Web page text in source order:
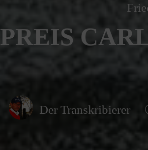
PREIS
Der Transkribierer